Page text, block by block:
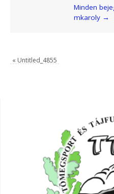
Minden
mkaroly →
« Untitled_4855